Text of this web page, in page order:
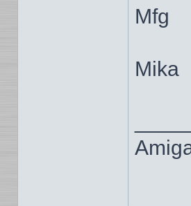
Mfg
Mika